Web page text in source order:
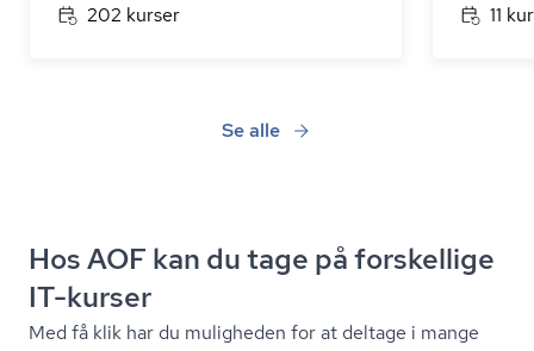
202 kurser 11
Se alle
Hos AOF kan du tage på forskellige
IT-kurser
Med få klik har du muligheden for at deltage i mange